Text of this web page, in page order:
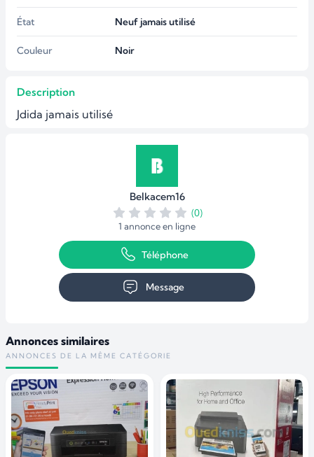
État Neuf jamais utilisé
Couleur Noir
Description
Jdida jamais utilisé
Belkacem16
(0)
1 annonce en ligne
Téléphone
Message
Annonces similaires
ANNONCES DE LA MÊME CATÉGORIE